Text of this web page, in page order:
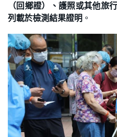
（回鄉證）、護照或其他旅
列載於檢測結果證明 。